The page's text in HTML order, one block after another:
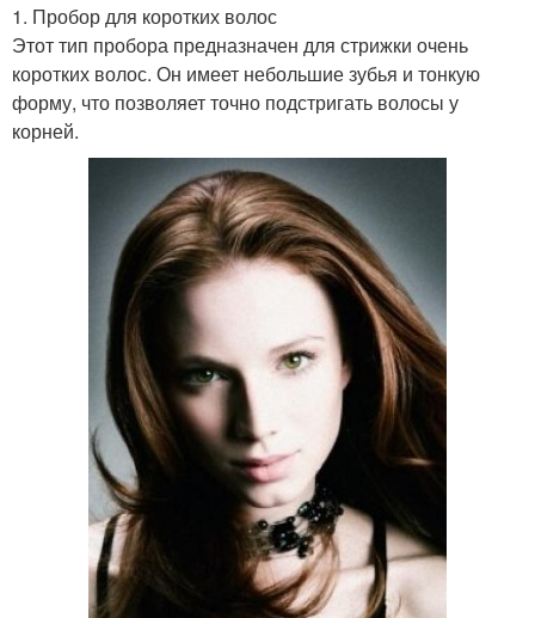
1. Пробор для коротких волос
Этот тип пробора предназначен для стрижки очень
коротких волос. Он имеет небольшие зубья и тонкую
форму, что позволяет точно подстригать волосы у
корней.